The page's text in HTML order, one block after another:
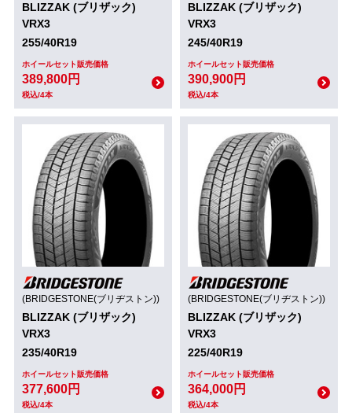
BLIZZAK (ブリザック)
VRX3
255/40R19
ホイールセット販売価格
389,800円
税込/4本
BLIZZAK (ブリザック)
VRX3
245/40R19
ホイールセット販売価格
390,900円
税込/4本
(BRIDGESTONE(ブリヂストン))
BLIZZAK (ブリザック)
VRX3
235/40R19
ホイールセット販売価格
377,600円
税込/4本
(BRIDGESTONE(ブリヂストン))
BLIZZAK (ブリザック)
VRX3
225/40R19
ホイールセット販売価格
364,000円
税込/4本